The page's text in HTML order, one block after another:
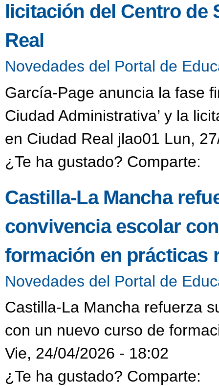
licitación del Centro de
Real
Novedades del Portal de
García-Page anuncia la fase
Ciudad Administrativa’ y la
en Ciudad Real jlao01 Lun,
¿Te ha gustado? Comparte:
Castilla-La Mancha
convivencia escolar
formación en prácticas
Novedades del Portal de
Castilla-La Mancha refuerza
con un nuevo curso de
Vie, 24/04/2026 - 18:02
¿Te ha gustado? Comparte: